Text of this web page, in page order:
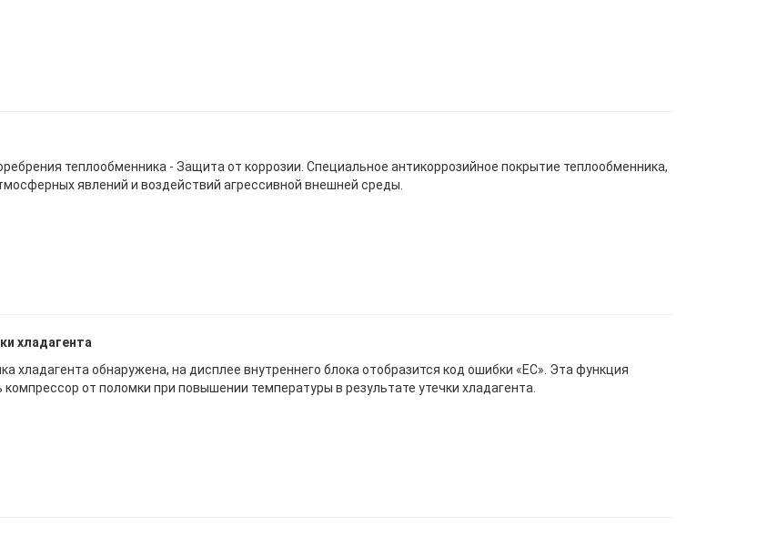
теплообменника - Защита от коррозии. Специальное антикоррозийное покрытие теплообменника,
явлений и воздействий агрессивной внешней среды.
хладагента
хладагента обнаружена, на дисплее внутреннего блока отобразится код ошибки «EС». Эта функция
от поломки при повышении температуры в результате утечки хладагента.